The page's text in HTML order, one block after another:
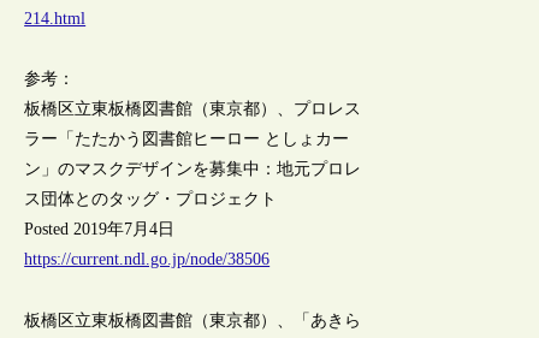
214.html
参考：
板橋区立東板橋図書館（東京都）、プロレス
ラー「たたかう図書館ヒーロー としょカー
ン」のマスクデザインを募集中：地元プロレ
ス団体とのタッグ・プロジェクト
Posted 2019年7月4日
https://current.ndl.go.jp/node/38506
板橋区立東板橋図書館（東京都）、「あきら